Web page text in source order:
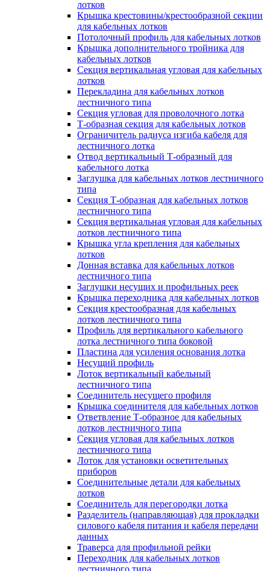
лотков
Крышка крестовины/крестообразной секции
для кабельных лотков
Потолочный профиль для кабельных лотков
Крышка дополнительного тройника для
кабельных лотков
Секция вертикальная угловая для кабельных
лотков
Перекладина для кабельных лотков
лестничного типа
Секция угловая для проволочного лотка
Т-образная секция для кабельных лотков
Ограничитель радиуса изгиба кабеля для
лестничного лотка
Отвод вертикальный Т-образный для
кабельного лотка
Заглушка для кабельных лотков лестничного
типа
Секция Т-образная для кабельных лотков
лестничного типа
Секция вертикальная угловая для кабельных
лотков лестничного типа
Крышка угла крепления для кабельных
лотков
Донная вставка для кабельных лотков
лестничного типа
Заглушки несущих и профильных реек
Крышка переходника для кабельных лотков
Секция крестообразная для кабельных
лотков лестничного типа
Профиль для вертикального кабельного
лотка лестничного типа боковой
Пластина для усиления основания лотка
Несущий профиль
Лоток вертикальный кабельный
лестничного типа
Соединитель несущего профиля
Крышка соединителя для кабельных лотков
Ответвление Т-образное для кабельных
лотков лестничного типа
Секция угловая для кабельных лотков
лестничного типа
Лоток для установки осветительных
приборов
Соединительные детали для кабельных
лотков
Соединитель для перегородки лотка
Разделитель (направляющая) для прокладки
силового кабеля питания и кабеля передачи
данных
Траверса для профильной рейки
Переходник для кабельных лотков
лестничного типа